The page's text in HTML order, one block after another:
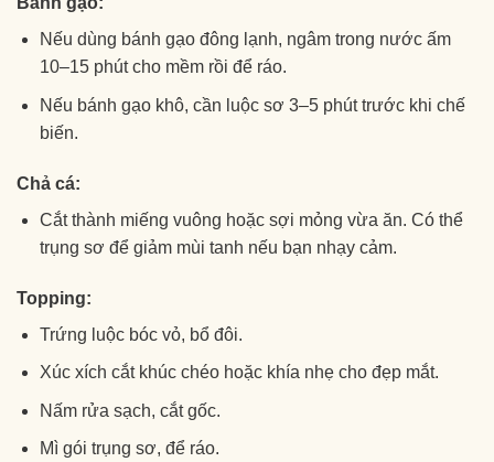
Nếu dùng bánh gạo đông lạnh, ngâm trong nước ấm
10–15 phút cho mềm rồi để ráo.
Nếu bánh gạo khô, cần luộc sơ 3–5 phút trước khi chế
biến.
Chả cá:
Cắt thành miếng vuông hoặc sợi mỏng vừa ăn. Có thể
trụng sơ để giảm mùi tanh nếu bạn nhạy cảm.
Topping:
Trứng luộc bóc vỏ, bổ đôi.
Xúc xích cắt khúc chéo hoặc khía nhẹ cho đẹp mắt.
Nấm rửa sạch, cắt gốc.
Mì gói trụng sơ, để ráo.